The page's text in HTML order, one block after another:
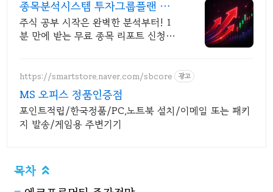
종목분석시스템 투자그룹플랜 가입
즉시 무료리포트 100%
주식 공부 시작은 완벽한 분석부터! 1
분 만에 받는 무료 종목 리포트 신청하
https://smartstore.naver.com/sbcore 광고
MS 오피스 정품인증점
포인트적립/한국정품/PC,노트북 설치/이메일 또는 패키
지 발송/게임용 주변기기
목차 